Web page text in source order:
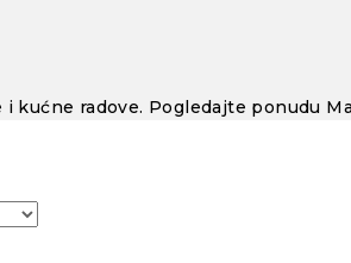
kućne radove. Pogledajte ponudu